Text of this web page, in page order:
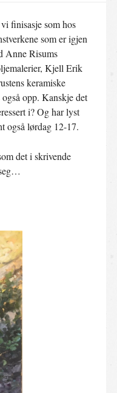
finisasje som hos
som er igjen
Anne Risums
Kjell Erik
keramiske
opp. Kanskje det
i? Og har lyst
også lørdag 12-17.
det i skrivende